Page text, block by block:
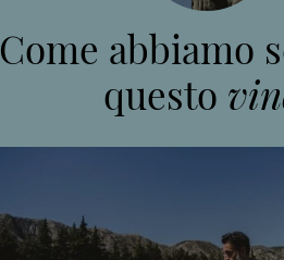
Come abbiamo
questo